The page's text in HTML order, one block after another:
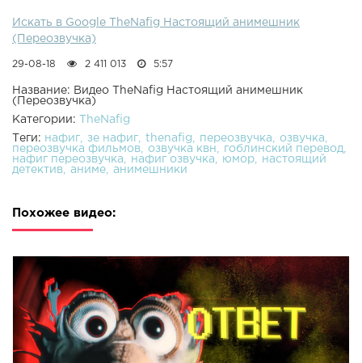
Искать в Google TheNafig Настоящий анимешник
(Переозвучка)
29-08-18 2 411 013 5:57
Название: Видео TheNafig Настоящий анимешник
(Переозвучка)
Категории:
TheNafig
Теги: нафиг зе нафиг thenafig переозвучка
озвучка
переозвучка фильмов
озвучка квн
гоблинский перевод
нафиг переозвучка
нафиг озвучка юмор
настоящий
детектив
аниме анимешники
Похожее видео: